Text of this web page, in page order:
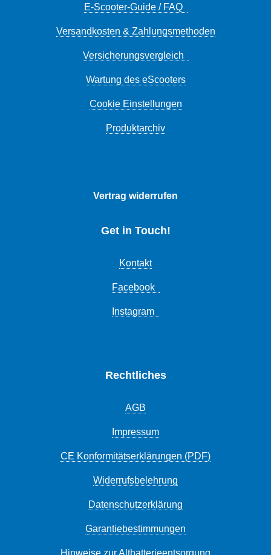
E-Scooter-Guide / FAQ
Versandkosten & Zahlungsmethoden
Versicherungsvergleich
Wartung des eScooters
Cookie Einstellungen
Produktarchiv
Vertrag widerrufen
Get in Touch!
Kontakt
Facebook
Instagram
Rechtliches
AGB
Impressum
CE Konformitätserklärungen (PDF)
Widerrufsbelehrung
Datenschutzerklärung
Garantiebestimmungen